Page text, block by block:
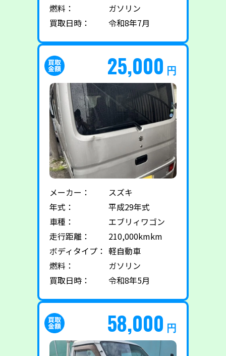
燃料：
ガソリン
買取日時：
令和8年7月
25,000 円
メーカー：
スズキ
年式：
平成29年式
車種：
エブリィワゴン
走行距離：
210,000kmkm
ボディタイプ： 軽自動車
燃料：
ガソリン
買取日時：
令和8年5月
58,000 円